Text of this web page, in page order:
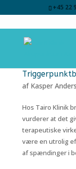
+45 22
af Kasper
Hos Tairo Klinik
vurderer at det
terapeutiske
være en utrolig
af spændinger i